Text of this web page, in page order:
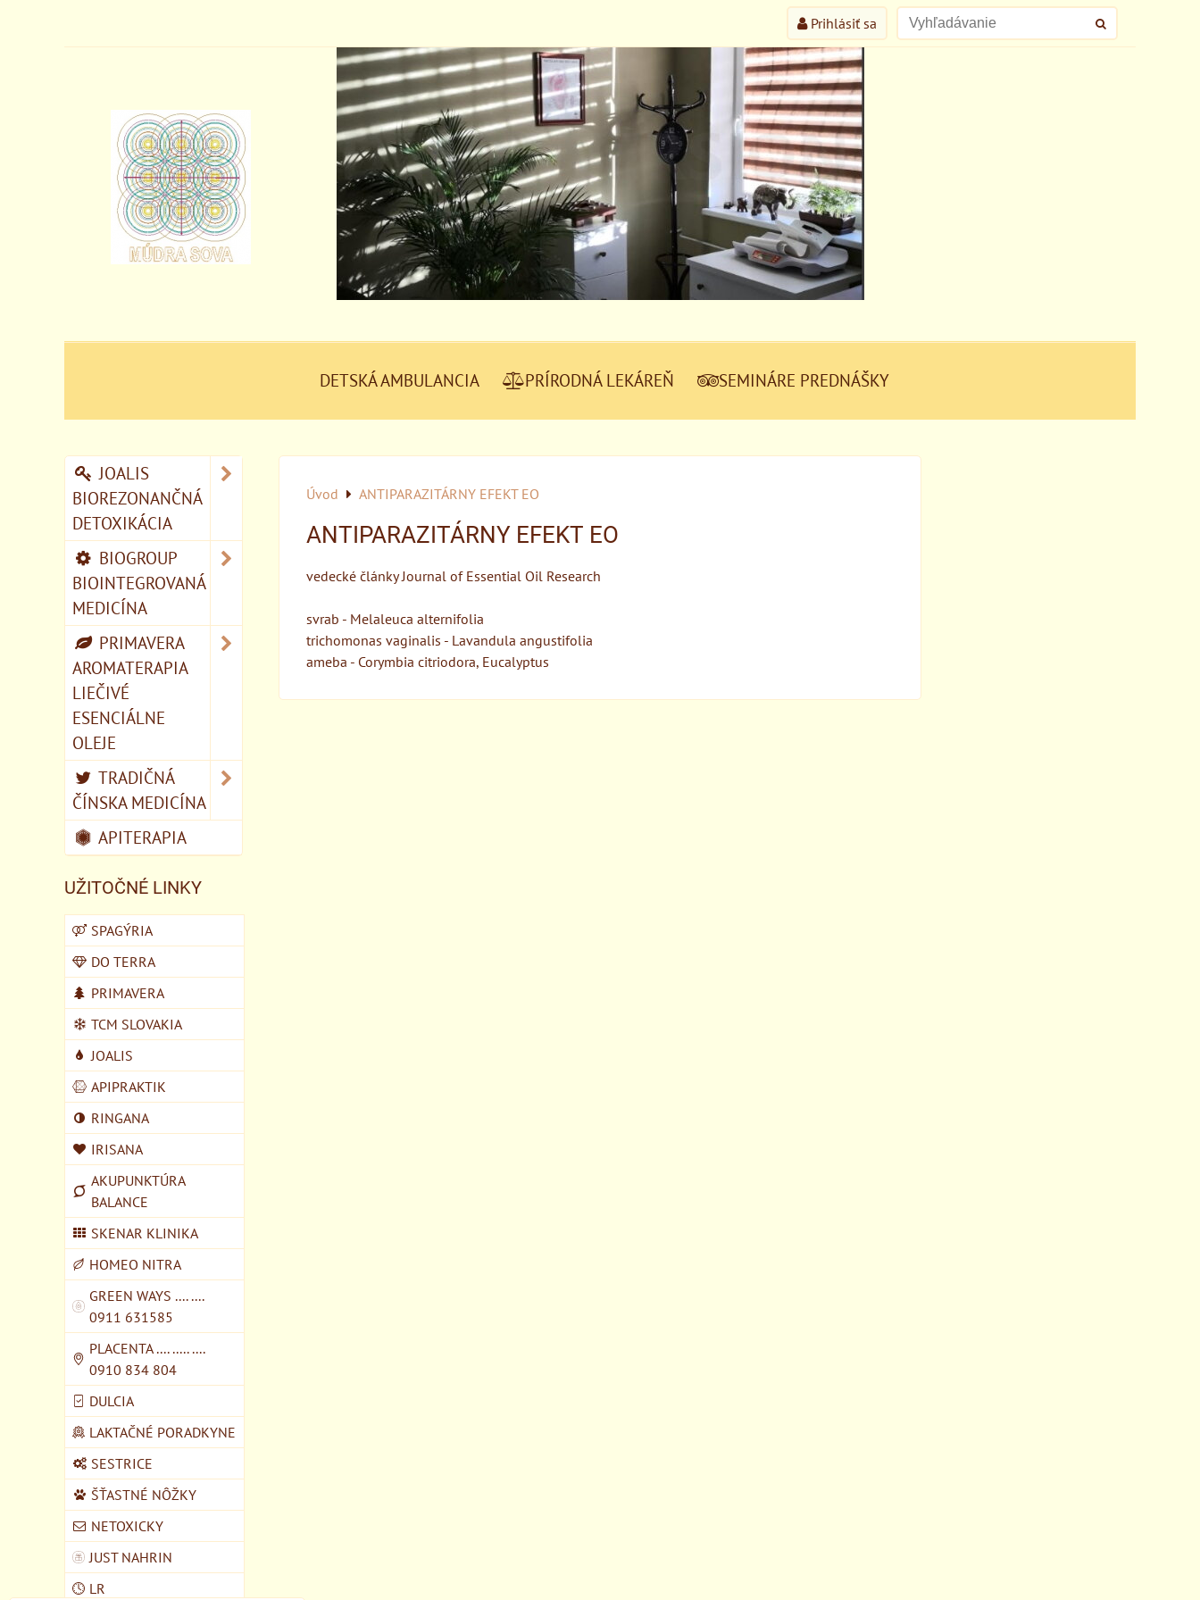
Prihlásiť sa
DETSKÁ AMBULANCIA PRÍRODNÁ LEKÁREŇ SEMINÁRE PREDNÁŠKY
Úvod ANTIPARAZITÁRNY EFEKT EO
ANTIPARAZITÁRNY EFEKT EO
vedecké články Journal of Essential Oil Research
svrab - Melaleuca alternifolia
trichomonas vaginalis - Lavandula angustifolia
ameba - Corymbia citriodora, Eucalyptus
JOALIS
BIOREZONANČNÁ
DETOXIKÁCIA
BIOGROUP
BIOINTEGROVANÁ
MEDICÍNA
PRIMAVERA
AROMATERAPIA
LIEČIVÉ
ESENCIÁLNE
OLEJE
TRADIČNÁ
ČÍNSKA MEDICÍNA
APITERAPIA
UŽITOČNÉ LINKY
SPAGÝRIA
DO TERRA
PRIMAVERA
TCM SLOVAKIA
JOALIS
APIPRAKTIK
RINGANA
IRISANA
AKUPUNKTÚRA
BALANCE
SKENAR KLINIKA
HOMEO NITRA
GREEN WAYS .... ....
0911 631585
PLACENTA .... ..... ....
0910 834 804
DULCIA
LAKTAČNÉ PORADKYNE
SESTRICE
ŠŤASTNÉ NÔŽKY
NETOXICKY
JUST NAHRIN
LR